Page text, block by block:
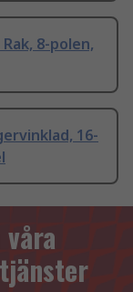
8-polen,
16-